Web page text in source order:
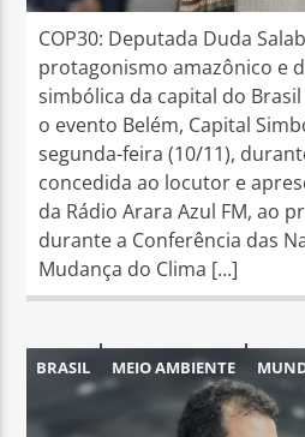
COP30: Deputada Duda
protagonismo amazônico e
simbólica da capital do
o evento Belém, Capital
segunda-feira (10/11),
concedida ao locutor e
da Rádio Arara Azul FM, ao
durante a Conferência das
Mudança do Clima […]
BRASIL MEIO AMBIENTE